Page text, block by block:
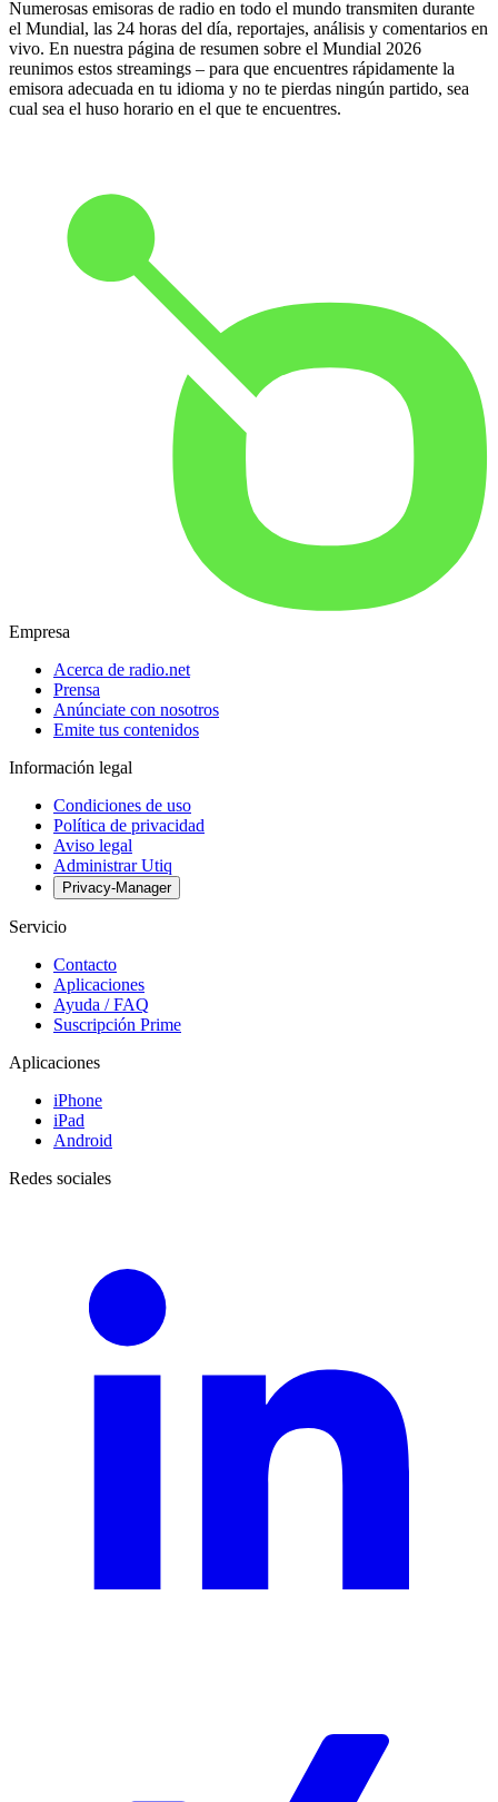
Numerosas emisoras de radio en todo el mundo transmiten durante
el Mundial, las 24 horas del día, reportajes, análisis y comentarios en
vivo. En nuestra página de resumen sobre el Mundial 2026
reunimos estos streamings – para que encuentres rápidamente la
emisora adecuada en tu idioma y no te pierdas ningún partido, sea
cual sea el huso horario en el que te encuentres.
Empresa
Acerca de radio.net
Prensa
Anúnciate con nosotros
Emite tus contenidos
Información legal
Condiciones de uso
Política de privacidad
Aviso legal
Administrar Utiq
Privacy-Manager
Servicio
Contacto
Aplicaciones
Ayuda / FAQ
Suscripción Prime
Aplicaciones
iPhone
iPad
Android
Redes sociales